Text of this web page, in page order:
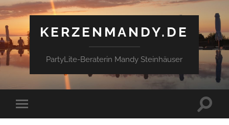
KERZENMANDY.DE
PartyLite-Beraterin Mandy Steinhäuser
Mobile-
Menü